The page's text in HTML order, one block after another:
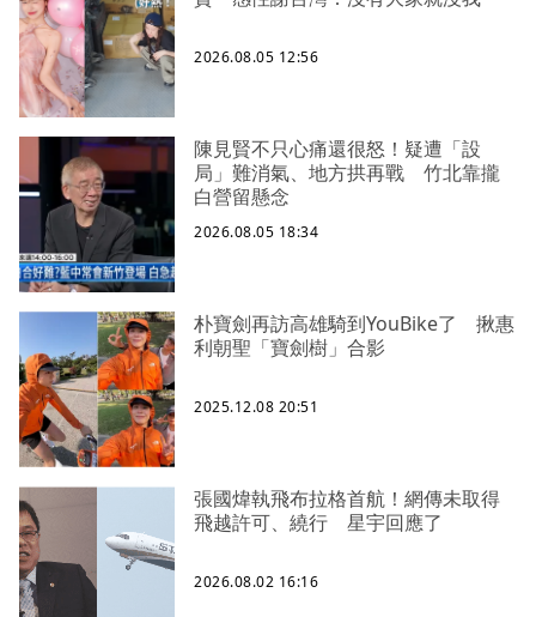
2026.08.05 12:56
陳見賢不只心痛還很怒！疑遭「設
局」難消氣、地方拱再戰 竹北靠攏
白營留懸念
2026.08.05 18:34
朴寶劍再訪高雄騎到YouBike了 揪惠
利朝聖「寶劍樹」合影
2025.12.08 20:51
張國煒執飛布拉格首航！網傳未取得
飛越許可、繞行 星宇回應了
2026.08.02 16:16